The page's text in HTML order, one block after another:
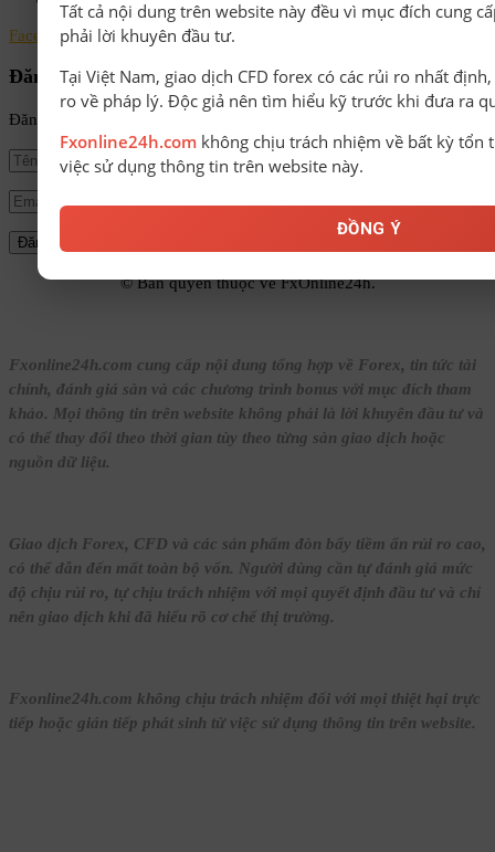
Facebook Instagram LinkedinYoutube
Đăng ký nhận tin
Đăng ký để nhận tin tức mới nhất từ FxOnline24h!
© Bản quyền thuộc về FxOnline24h.
Fxonline24h.com cung cấp nội dung tổng hợp về Forex, tin tức tài
chính, đánh giá sàn và các chương trình bonus với mục đích tham
khảo. Mọi thông tin trên website không phải là lời khuyên đầu tư và
có thể thay đổi theo thời gian tùy theo từng sàn giao dịch hoặc
nguồn dữ liệu.
Giao dịch Forex, CFD và các sản phẩm đòn bẩy tiềm ẩn rủi ro cao,
có thể dẫn đến mất toàn bộ vốn. Người dùng cần tự đánh giá mức
độ chịu rủi ro, tự chịu trách nhiệm với mọi quyết định đầu tư và chỉ
nên giao dịch khi đã hiểu rõ cơ chế thị trường.
Fxonline24h.com không chịu trách nhiệm đối với mọi thiệt hại trực
tiếp hoặc gián tiếp phát sinh từ việc sử dụng thông tin trên website.
Tất cả nội dung trên website này đều vì mục đích cung
phải lời khuyên đầu tư.
Tại Việt Nam, giao dịch CFD forex có các rủi ro nhất
ro về pháp lý. Độc giả nên tìm hiểu kỹ trước khi đưa ra
Fxonline24h.com không chịu trách nhiệm về bất kỳ tổn
việc sử dụng thông tin trên website này.
ĐỒNG Ý